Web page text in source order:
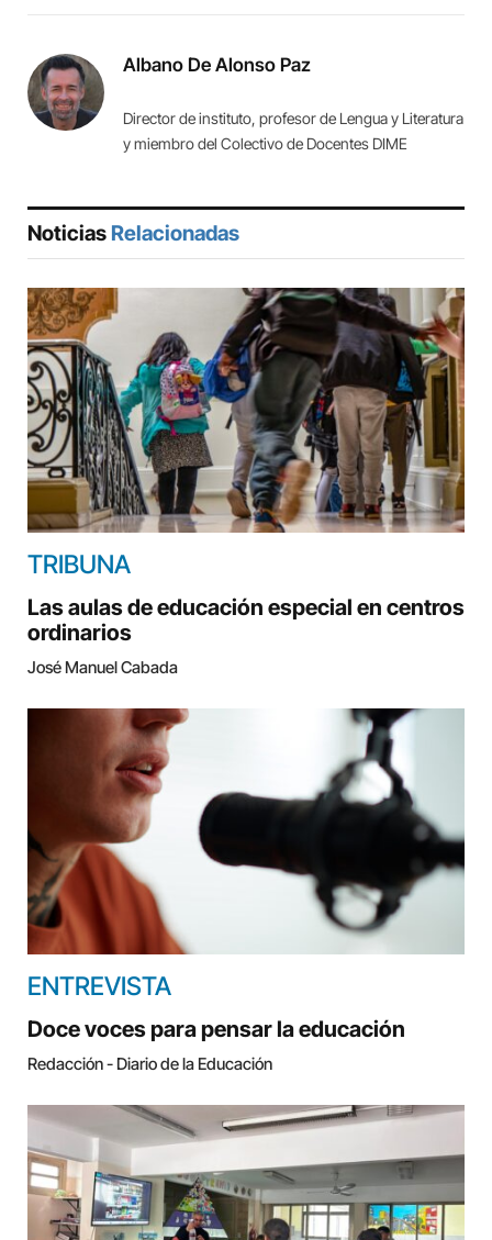
Albano De Alonso Paz
Director de instituto, profesor de Lengua y Literatura
y miembro del Colectivo de Docentes DIME
Noticias Relacionadas
TRIBUNA
Las aulas de educación especial en centros
ordinarios
José Manuel Cabada
ENTREVISTA
Doce voces para pensar la educación
Redacción - Diario de la Educación